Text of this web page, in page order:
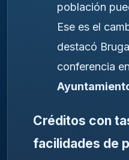
población
Ese es el
destacó
conferencia
Créditos con
facilidades de